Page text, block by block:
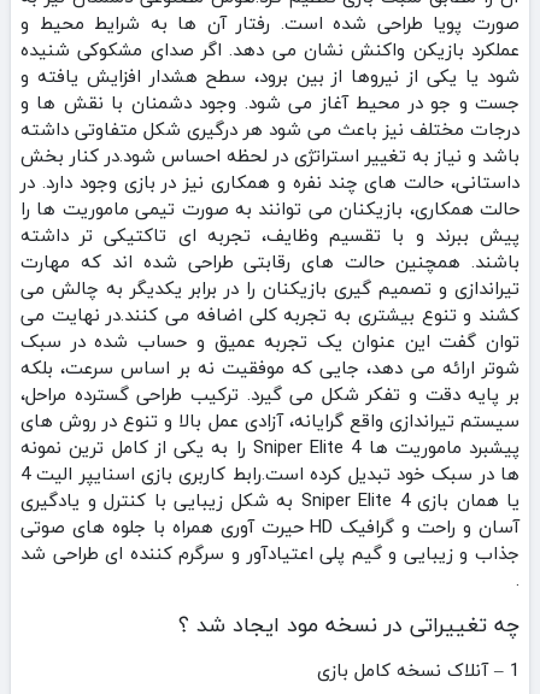
صورت پویا طراحی شده است. رفتار آن‌ ها به شرایط محیط و
عملکرد بازیکن واکنش نشان می‌ دهد. اگر صدای مشکوکی شنیده
شود یا یکی از نیروها از بین برود، سطح هشدار افزایش یافته و
جست‌ و جو در محیط آغاز می‌ شود. وجود دشمنان با نقش‌ ها و
درجات مختلف نیز باعث می‌ شود هر درگیری شکل متفاوتی داشته
باشد و نیاز به تغییر استراتژی در لحظه احساس شود.در کنار بخش
داستانی، حالت‌ های چند نفره و همکاری نیز در بازی وجود دارد. در
حالت همکاری، بازیکنان می‌ توانند به‌ صورت تیمی ماموریت‌ ها را
پیش ببرند و با تقسیم وظایف، تجربه‌ ای تاکتیکی‌ تر داشته
باشند. همچنین حالت‌ های رقابتی طراحی شده‌ اند که مهارت
تیراندازی و تصمیم‌ گیری بازیکنان را در برابر یکدیگر به چالش می‌
کشند و تنوع بیشتری به تجربه کلی اضافه می‌ کنند.در نهایت می‌
توان گفت این عنوان یک تجربه عمیق و حساب‌ شده در سبک
شوتر ارائه می‌ دهد، جایی که موفقیت نه بر اساس سرعت، بلکه
بر پایه دقت و تفکر شکل می‌ گیرد. ترکیب طراحی گسترده مراحل،
سیستم تیراندازی واقع‌ گرایانه، آزادی عمل بالا و تنوع در روش‌ های
پیشبرد ماموریت‌ ها Sniper Elite 4 را به یکی از کامل‌ ترین نمونه‌
ها در سبک خود تبدیل کرده است.رابط کاربری بازی اسنایپر الیت 4
یا همان بازی Sniper Elite 4 به شکل زیبایی با کنترل و یادگیری
آسان و راحت و گرافیک HD حیرت آوری همراه با جلوه های صوتی
جذاب و زیبایی و گیم پلی اعتیادآور و سرگرم کننده ای طراحی شد
.
چه تغییراتی در نسخه مود ایجاد شد ؟
1 – آنلاک نسخه کامل بازی